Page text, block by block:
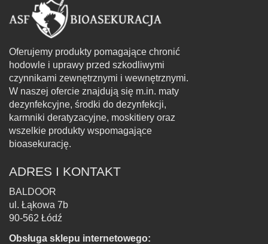
Oferujemy produkty pomagające chronić
hodowle i uprawy przed szkodliwymi
czynnikami zewnętrznymi i wewnętrznymi.
W naszej ofercie znajdują się m.in. maty
dezynfekcyjne, środki do dezynfekcji,
karmniki deratyzacyjne, moskitiery oraz
wszelkie produkty wspomagające
bioasekurację.
ADRES I KONTAKT
BALDOOR
ul. Łąkowa 7b
90-562 Łódź
Obsługa sklepu internetowego: